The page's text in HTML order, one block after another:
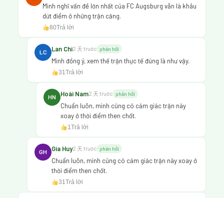
Mình nghĩ vấn đề lớn nhất của FC Augsburg vẫn là khâu
dứt điểm ở những trận căng.
80Trả lời
LC Lan Chi2 天 trước phản hồi
Mình đồng ý, xem thế trận thực tế đúng là như vậy.
31 Trả lời
HN Hoài Nam2 天 trước phản hồi
Chuẩn luôn, mình cũng có cảm giác trận này
xoay ở thời điểm then chốt.
1 Trả lời
GH Gia Huy2 天 trước phản hồi
Chuẩn luôn, mình cũng có cảm giác trận này xoay ở
thời điểm then chốt.
31 Trả lời